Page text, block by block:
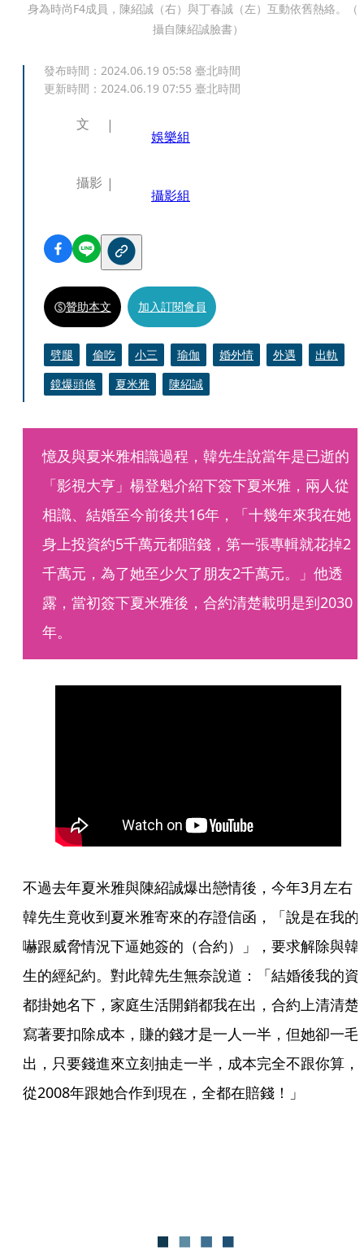
身為時尚F4成員，陳紹誠（右）與丁春誠（左）互動依舊熱絡。（
攝自陳紹誠臉書）
發布時間： 2024.06.19 05:58 臺北時間
更新時間： 2024.06.19 07:55 臺北時間
文
娛樂組
攝影
攝影組
贊助本文 加入訂閱會員
劈腿 偷吃 小三 瑜伽 婚外情 外遇
出軌
鏡爆頭條
夏米雅 陳紹誠
憶及與夏米雅相識過程，韓先生說當年是已逝的
「影視大亨」楊登魁介紹下簽下夏米雅，兩人從
相識、結婚至今前後共16年，「十幾年來我在她
身上投資約5千萬元都賠錢，第一張專輯就花掉2
千萬元，為了她至少欠了朋友2千萬元。」他透
露，當初簽下夏米雅後，合約清楚載明是到2030
年。
不過去年夏米雅與陳紹誠爆出戀情後，今年3月左右
韓先生竟收到夏米雅寄來的存證信函，「說是在我的
嚇跟威脅情況下逼她簽的（合約）」，要求解除與韓
生的經紀約。對此韓先生無奈說道：「結婚後我的資
都掛她名下，家庭生活開銷都我在出，合約上清清楚
寫著要扣除成本，賺的錢才是一人一半，但她卻一毛
出，只要錢進來立刻抽走一半，成本完全不跟你算，
從2008年跟她合作到現在，全都在賠錢！」